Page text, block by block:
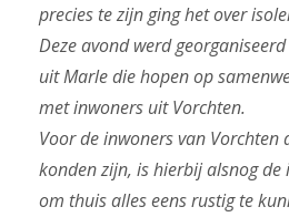
precies te zijn ging het over
Deze avond werd
uit Marle die hopen op
met inwoners uit Vorchten.
Voor de inwoners van Vorchten
konden zijn, is hierbij alsnog
om thuis alles eens rustig te